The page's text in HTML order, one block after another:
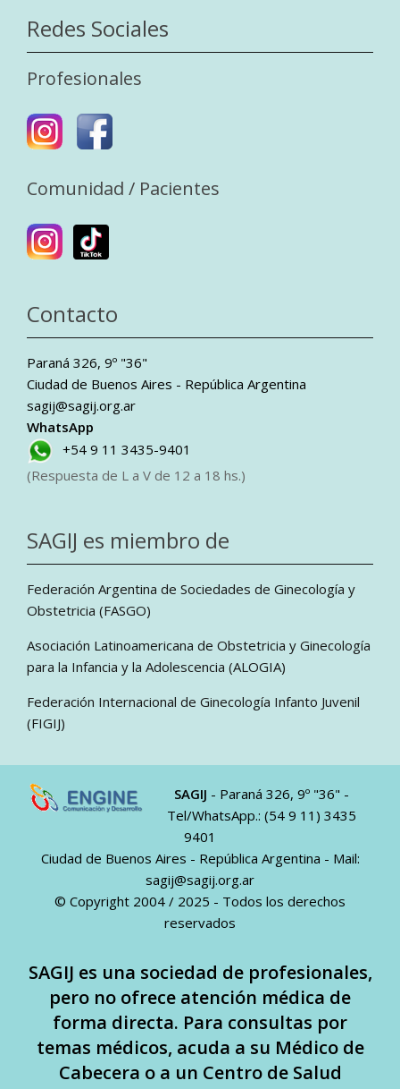
Redes Sociales
Profesionales
Comunidad / Pacientes
Contacto
Paraná 326, 9º "36"
Ciudad de Buenos Aires - República Argentina
sagij@sagij.org.ar
WhatsApp
+54 9 11 3435-9401
(Respuesta de L a V de 12 a 18 hs.)
SAGIJ es miembro de
Federación Argentina de Sociedades de Ginecología y
Obstetricia (FASGO)
Asociación Latinoamericana de Obstetricia y Ginecología
para la Infancia y la Adolescencia (ALOGIA)
Federación Internacional de Ginecología Infanto Juvenil
(FIGIJ)
SAGIJ - Paraná 326, 9º "36" -
Tel/WhatsApp.: (54 9 11) 3435
9401
Ciudad de Buenos Aires - República Argentina - Mail:
sagij@sagij.org.ar
© Copyright 2004 / 2025 - Todos los derechos
reservados
SAGIJ es una sociedad de profesionales,
pero no ofrece atención médica de
forma directa. Para consultas por
temas médicos, acuda a su Médico de
Cabecera o a un Centro de Salud